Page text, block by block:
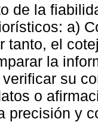
de la
a)
tanto, el
la
su
o
precisión y